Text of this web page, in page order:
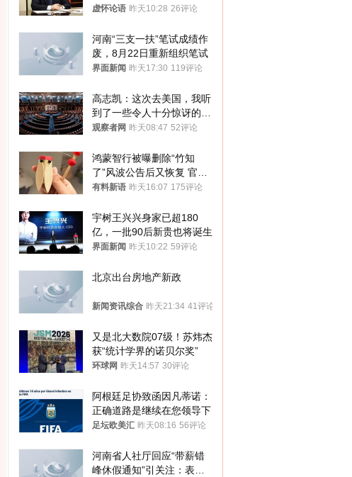
76岁老将扛旗
虚怀论语 昨天10:28 26评论
河南“三支一扶”笔试成绩作
废，8月22日重新组织笔试
界面新闻 昨天17:30 119评论
高志凯：这次去美国，我听
到了一些令人十分惊讶的消
息
观察者网 昨天08:47 52评论
鸿蒙智行被曝删除“竹知
了”风波公告后又恢复 官媒
曾力挺：劝华为要大度的，
有料新语 昨天16:07 175评论
宇树王兴兴身家已超180
亿，一批90后新贵也将诞生
界面新闻 昨天10:22 59评论
北京出台房地产新政
新闻资讯综合 昨天21:34 41评论
又是北大数院07级！苏炜杰
获“统计学界的诺贝尔奖”
环球网 昨天14:57 30评论
阿根廷足协致函因凡蒂诺：
正确道路是继续在您领导下
足坛欧美汇 昨天08:16 56评论
河南省人社厅回应“带薪错
峰休假通知”引关注：表述